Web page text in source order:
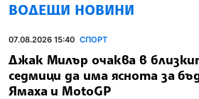
ВОДЕЩИ НОВИНИ
07.08.2026 15:40 СПОРТ
Джак Милър очаква в
седмици да има яснота за
Ямаха и MotoGP